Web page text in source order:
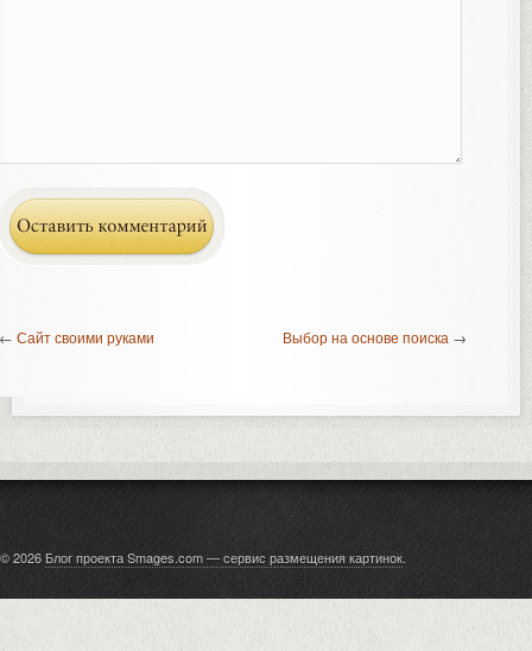
Сайт своими руками Выбор на основе поиска →
© 2026 Блог проекта Smages.com — сервис размещения картинок.